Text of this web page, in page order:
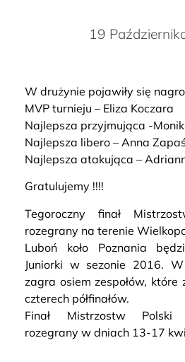
19
W drużynie pojawiły się
MVP turnieju – Eliza Koczara
Najlepsza przyjmująca -
Najlepsza libero – Anna
Najlepsza atakująca –
Gratulujemy !!!!
Tegoroczny finał
rozegrany na terenie
Luboń koło Poznania
Juniorki w sezonie 2016.
zagra osiem zespołów, które
czterech półfinałów.
Finał Mistrzostw Polski
rozegrany w dniach 13-17